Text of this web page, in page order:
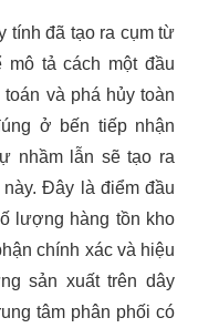
tính đã tạo ra cụm từ
mô tả cách một đầu
và phá hủy toàn
ở bến tiếp nhận
nhầm lẫn sẽ tạo ra
Đây là điểm đầu
lượng hàng tồn kho
chính xác và hiệu
sản xuất trên dây
tâm phân phối có